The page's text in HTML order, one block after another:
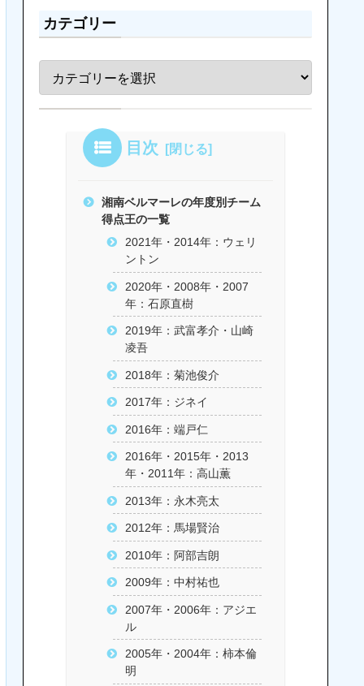
カテゴリー
目次
湘南ベルマーレの年度別チーム
得点王の一覧
2021年・2014年：ウェリ
ントン
2020年・2008年・2007
年：石原直樹
2019年：武富孝介・山崎
凌吾
2018年：菊池俊介
2017年：ジネイ
2016年：端戸仁
2016年・2015年・2013
年・2011年：高山薫
2013年：永木亮太
2012年：馬場賢治
2010年：阿部吉朗
2009年：中村祐也
2007年・2006年：アジエ
ル
2005年・2004年：柿本倫
明